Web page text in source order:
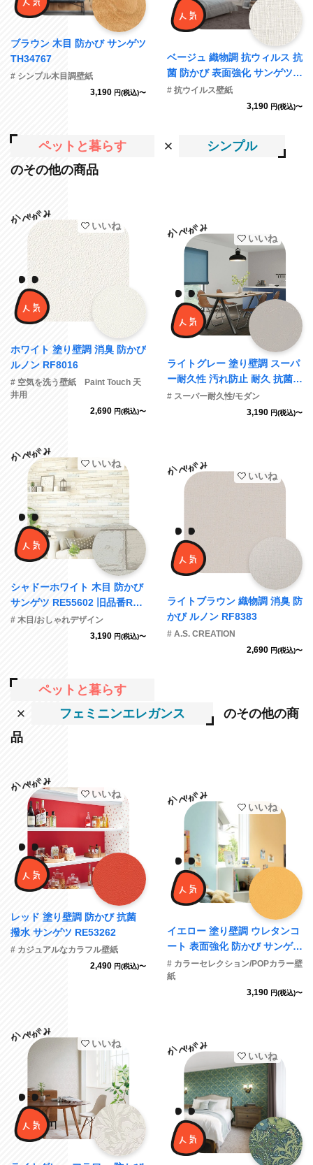
ブラウン 木目 防かび サンゲツ
TH34767
# シンプル木目調壁紙
3,190 円(税込)〜
ベージュ 織物調 抗ウィルス 抗
菌 防かび 表面強化 サンゲツ F
E76321 旧品番FE74730
# 抗ウイルス壁紙
3,190 円(税込)〜
ペットと暮らす
シンプル
のその他の商品
いいね
ホワイト 塗り壁調 消臭 防かび
ルノン RF8016
# 空気を洗う壁紙 Paint Touch 天
井用
2,690 円(税込)〜
いいね
ライトグレー 塗り壁調 スーパ
ー耐久性 汚れ防止 耐久 抗菌
表面強化 防かび サンゲツ RE5
# スーパー耐久性/モダン
3,190 円(税込)〜
いいね
シャドーホワイト 木目 防かび
サンゲツ RE55602 旧品番RE5
3297
# 木目/おしゃれデザイン
3,190 円(税込)〜
いいね
ライトブラウン 織物調 消臭 防
かび ルノン RF8383
# A.S. CREATION
2,690 円(税込)〜
ペットと暮らす
フェミニンエレガンス
のその他の商
品
いいね
レッド 塗り壁調 防かび 抗菌
撥水 サンゲツ RE53262
# カジュアルなカラフル壁紙
2,490 円(税込)〜
いいね
イエロー 塗り壁調 ウレタンコ
ート 表面強化 防かび サンゲツ
FE76213
# カラーセレクション/POPカラー壁
紙
3,190 円(税込)〜
いいね
いいね